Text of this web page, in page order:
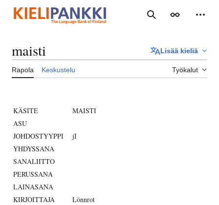
sisältöön
Haku Ulkoasu
maisti Lisää kieliä
Rapola Keskustelu Työkalut
KÄSITE
MAISTI
ASU
JOHDOSTYYPPI
jI
YHDYSSANA
SANALIITTO
PERUSSANA
LAINASANA
KIRJOITTAJA
Lönnrot